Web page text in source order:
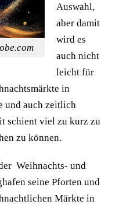
Auswahl,
aber damit
wird es
auch nicht
leicht für
in
und auch zeitlich
schient viel zu kurz zu
zu können.
Weihnachts- und
seine Pforten und
Märkte in